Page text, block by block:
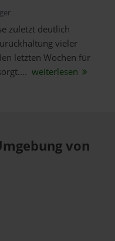
zuletzt deutlich
vieler
letzten Wochen für
weiterlesen
von